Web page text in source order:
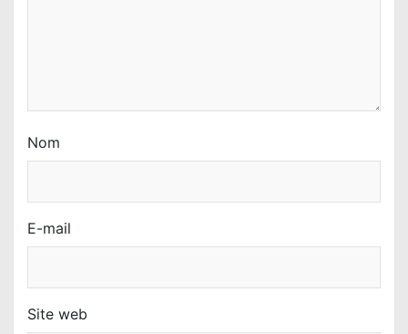
Nom
E-mail
Site web